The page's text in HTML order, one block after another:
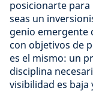
posicionarte para
seas un
genio emergente
con objetivos de
es el mismo: un
disciplina
visibilidad es baja